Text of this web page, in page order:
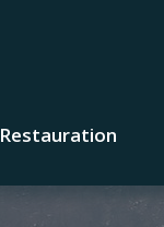
Restauration